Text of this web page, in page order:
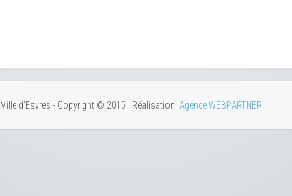
Ville d'Esvres - Copyright © 2015 | Réalisation: Agence WEBPARTNER